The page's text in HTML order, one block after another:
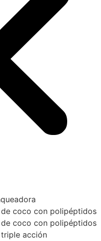
coco con polipéptidos
coco con polipéptidos
acción